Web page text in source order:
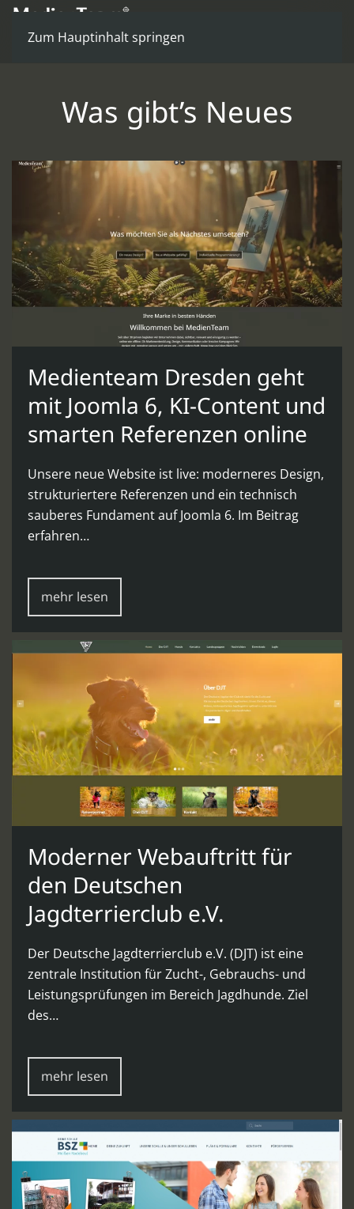
Zum Hauptinhalt springen
Was gibt’s Neues
Medienteam Dresden geht
mit Joomla 6, KI-Content und
smarten Referenzen online
Unsere neue Website ist live: moderneres Design,
strukturiertere Referenzen und ein technisch
sauberes Fundament auf Joomla 6. Im Beitrag
erfahren…
mehr lesen
Moderner Webauftritt für
den Deutschen
Jagdterrierclub e.V.
Der Deutsche Jagdterrierclub e.V. (DJT) ist eine
zentrale Institution für Zucht-, Gebrauchs- und
Leistungsprüfungen im Bereich Jagdhunde. Ziel
des…
mehr lesen